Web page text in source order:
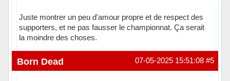
Juste montrer un peu d'amour propre et de respect des
supporters, et ne pas fausser le championnat. Ça serait
la moindre des choses.
Hors ligne #5
07-05-2025 15:51:08
Born Dead